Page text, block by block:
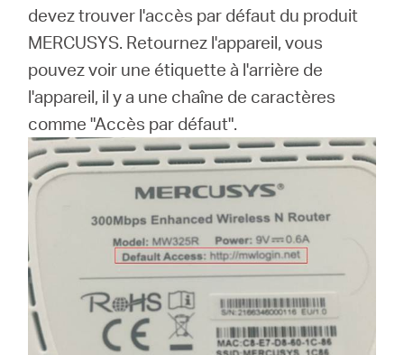
Français
devez trouver l'accès par défaut du produit
MERCUSYS. Retournez l'appareil, vous
pouvez voir une étiquette à l'arrière de
l'appareil, il y a une chaîne de caractères
comme "Accès par défaut".